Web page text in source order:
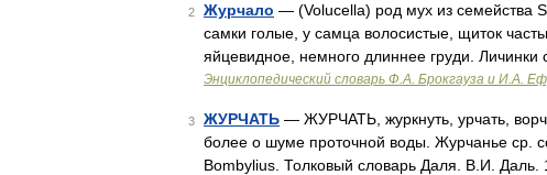
2 Журчало — (Volucella) род мух из семейства
самки голые, у самца волосистые, щиток
яйцевидное, немного длиннее груди.
Энциклопедический словарь Ф.А. Брокгауза и И.А.
3 ЖУРЧАТЬ — ЖУРЧАТЬ, журкнуть, урчать,
более о шуме проточной воды. Журчанье ср.
Bombylius. Толковый словарь Даля. В.И. Даль.